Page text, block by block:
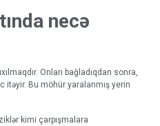
necə
Onları bağladıqdan sonra,
itəyir. Bu möhür yaralanmış yerin
kimi çarpışmalara